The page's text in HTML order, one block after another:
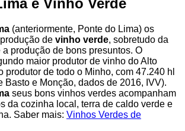
e Vinho Verde
(anteriormente, Ponte do Lima) os
de vinho verde, sobretudo da
produção de bons presuntos. O
maior produtor de vinho do Alto
produtor de todo o Minho, com 47.240 hl
Basto e Monção, dados de 2016, IVV).
seus bons vinhos verdes acompanham
da cozinha local, terra de caldo verde e
Saber mais: Vinhos Verdes de